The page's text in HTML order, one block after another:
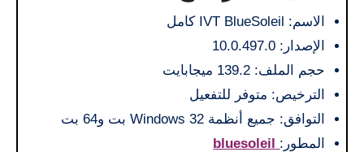
الاسم: IVT BlueSoleil كامل
الإصدار: 10.0.497.0
حجم الملف: 139.2 ميجابايت
الترخيص: متوفر للتفعيل
التوافق: جميع أنظمة Windows 32 بت و64 بت
المطور: